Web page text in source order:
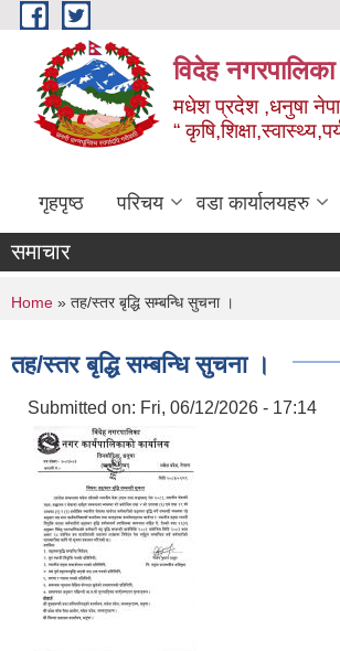
Skip to main content
विदेह नगरपालिका
मधेश प्रदेश ,धनुषा
“
गृहपृष्ठ परिचय वडा कार्यालयहरु
समाचार
You are here
Home » तह/स्तर बृद्धि सम्बन्धि सुचना ।
तह/स्तर बृद्धि सम्बन्धि सुचना ।
Submitted on: Fri, 06/12/2026 - 17:14